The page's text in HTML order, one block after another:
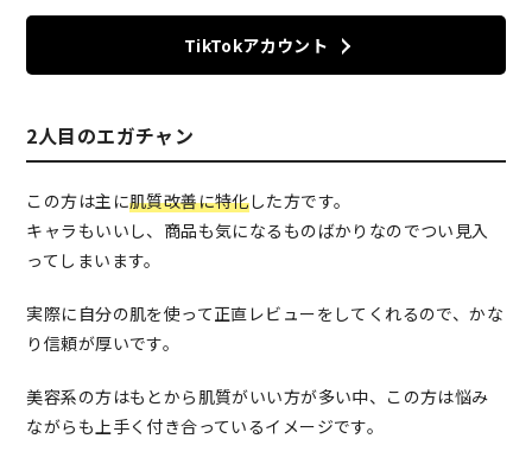
TikTokアカウント
2人目のエガチャン
この方は主に肌質改善に特化した方です。
キャラもいいし、商品も気になるものばかりなのでつい見入
ってしまいます。
実際に自分の肌を使って正直レビューをしてくれるので、かな
り信頼が厚いです。
美容系の方はもとから肌質がいい方が多い中、この方は悩み
ながらも上手く付き合っているイメージです。